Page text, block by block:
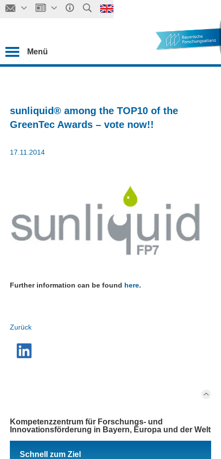
Menü
sunliquid® among the TOP10 of the
GreenTec Awards – vote now!!
17.11.2014
Further information can be found here.
Zurück
Kompetenzzentrum für Forschungs- und
Innovationsförderung in Bayern, Europa und der Welt
Schnell zum Ziel